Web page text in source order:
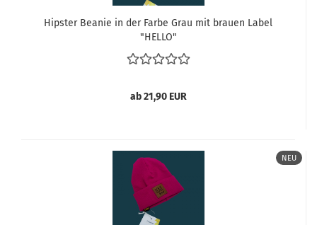
Hipster Beanie in der Farbe Grau mit brauen Label
"HELLO"
ab 21,90 EUR
NEU